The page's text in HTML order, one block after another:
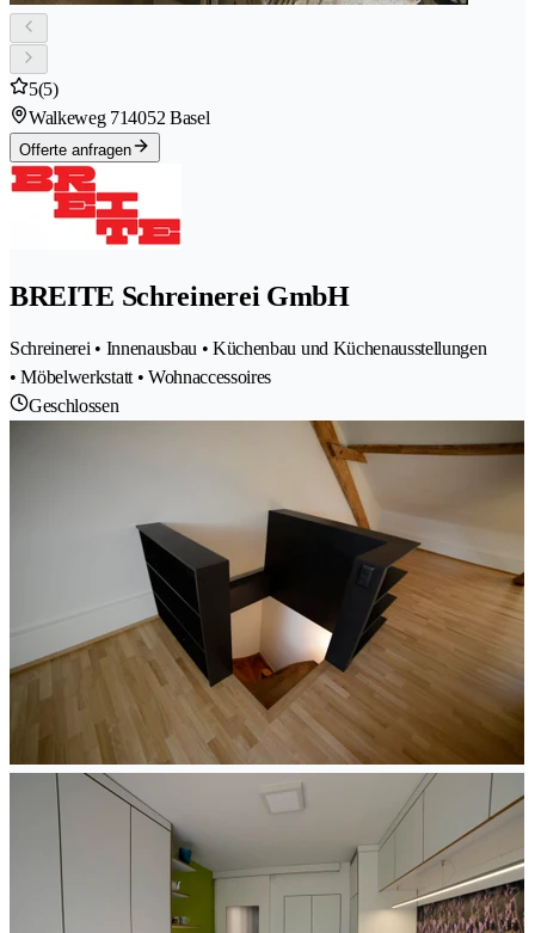
5(5)
Walkeweg 714052 Basel
Offerte anfragen
BREITE Schreinerei GmbH
Schreinerei • Innenausbau • Küchenbau und Küchenausstellungen
• Möbelwerkstatt • Wohnaccessoires
Geschlossen